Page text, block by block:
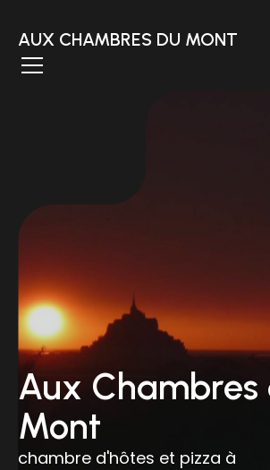
AUX CHAMBRES DU MONT
Aux Chambres
Mont
chambre d'hôtes et pizza à